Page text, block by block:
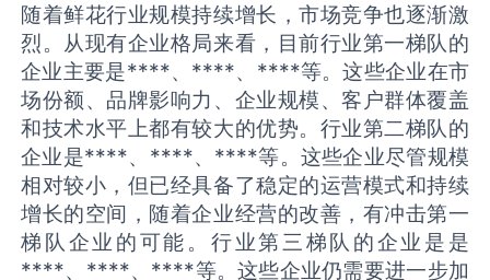
随着鲜花行业规模持续增长，市场竞争也逐渐激
烈。从现有企业格局来看，目前行业第一梯队的
企业主要是****、****、****等。这些企业在市
场份额、品牌影响力、企业规模、客户群体覆盖
和技术水平上都有较大的优势。行业第二梯队的
企业是****、****、****等。这些企业尽管规模
相对较小，但已经具备了稳定的运营模式和持续
增长的空间，随着企业经营的改善，有冲击第一
梯队企业的可能。行业第三梯队的企业是是
****、****、****等。这些企业仍需要进一步加